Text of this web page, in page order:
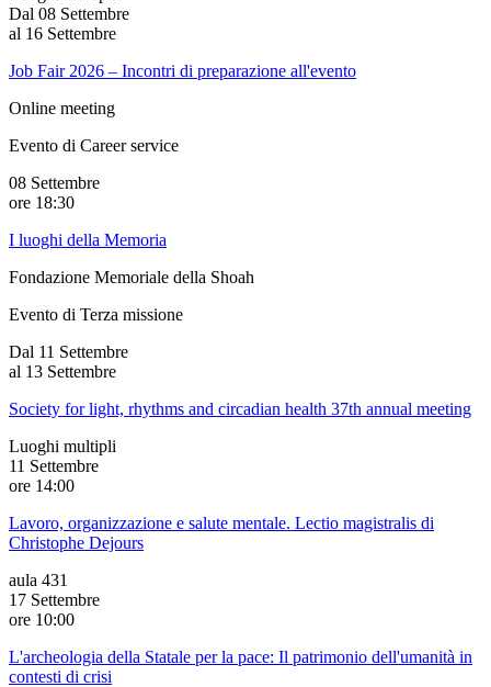
Dal 08 Settembre
al 16 Settembre
Job Fair 2026 – Incontri di preparazione all'evento
Online meeting
Evento di Career service
08 Settembre
ore 18:30
I luoghi della Memoria
Fondazione Memoriale della Shoah
Evento di Terza missione
Dal 11 Settembre
al 13 Settembre
Society for light, rhythms and circadian health 37th annual meeting
Luoghi multipli
11 Settembre
ore 14:00
Lavoro, organizzazione e salute mentale. Lectio magistralis di
Christophe Dejours
aula 431
17 Settembre
ore 10:00
L'archeologia della Statale per la pace: Il patrimonio dell'umanità in
contesti di crisi